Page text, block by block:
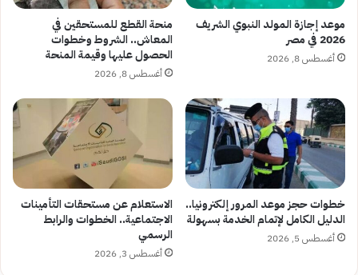
موعد إجازة المولد النبوي الشريف
2026 في مصر
أغسطس 8, 2026
منحة القطع للمستحقين في
المعاش.. الشروط وخطوات
الحصول عليها وقيمة المنحة
أغسطس 8, 2026
خطوات حجز موعد المرور إلكترونيا..
الدليل الكامل لإتمام الخدمة بسهولة
أغسطس 5, 2026
الاستعلام عن مستحقات التأمينات
الاجتماعية.. الخطوات والرابط
الرسمي
أغسطس 3, 2026